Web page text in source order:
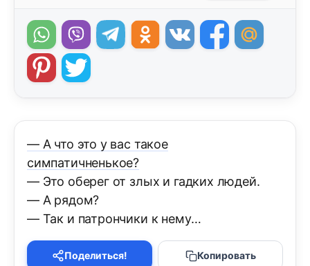
— А что это у вас такое
симпатичненькое?
— Это оберег от злых и гадких людей.
— А рядом?
— Так и патрончики к нему…
Поделиться! Копировать